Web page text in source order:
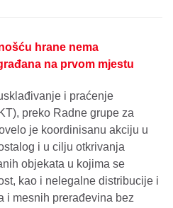
hrane nema
na prvom mjestu
i praćenje
preko Radne grupe za
je koordinisanu akciju u
i u cilju otkrivanja
objekata u kojima se
kao i nelegalne distribucije i
i mesnih prerađevina bez